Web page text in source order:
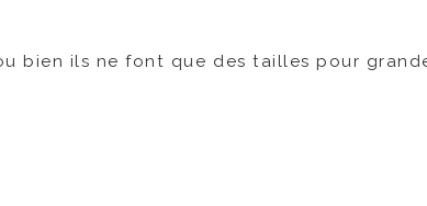
bien ils ne font que des tailles pour